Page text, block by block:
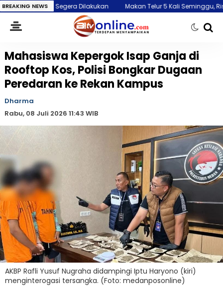
BREAKING NEWS
Dilakukan Makan Telur 5 Kali Seminggu, Risiko Alzheimer Disebut
Mahasiswa Kepergok Isap Ganja di
Rooftop Kos, Polisi Bongkar Dugaan
Peredaran ke Rekan Kampus
Dharma
Rabu, 08 Juli 2026 11:43 WIB
AKBP Rafli Yusuf Nugraha didampingi Iptu Haryono (kiri)
menginterogasi tersangka. (Foto: medanposonline)